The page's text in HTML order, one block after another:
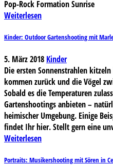
Pop-Rock Formation Sunrise
Weiterlesen
Kinder: Outdoor Gartenshooting mit
5. März 2018 Kinder
Die ersten Sonnenstrahlen
kommen zurück und die Vögel
Sobald es die Temperaturen
Gartenshootings anbieten –
heimischer Umgebung. Einige
findet Ihr hier. Stellt gern eine
Weiterlesen
Portraits: Musikershooting mit Sören in